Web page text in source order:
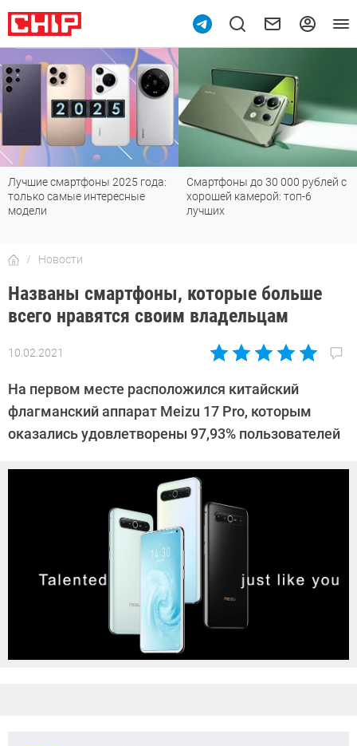
Лучшие смартфоны 2025 года:
только самые интересные
модели
Смартфоны до 30 000 рублей с
хорошей камерой: топ-6
лучших
Новости
Названы смартфоны, которые больше
всего нравятся своим владельцам
10.02.2021
Автор:
Кошик
На первом месте расположился китайский
флагманский аппарат Meizu 17 Pro, которым
оказались удовлетворены 97,93% пользователей